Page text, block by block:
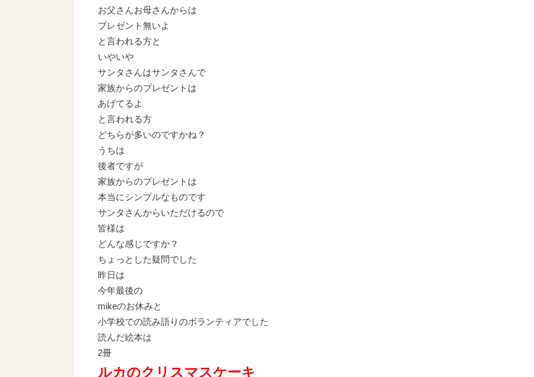
お父さんお母さんからは
プレゼント無いよ
と言われる方と
いやいや
サンタさんはサンタさんで
家族からのプレゼントは
あげてるよ
と言われる方
どちらが多いのですかね？
うちは
後者ですが
家族からのプレゼントは
本当にシンプルなものです
サンタさんからいただけるので
皆様は
どんな感じですか？
ちょっとした疑問でした
昨日は
今年最後の
mikeのお休みと
小学校での読み語りのボランティアでした
読んだ絵本は
2冊
ルカのクリスマスケーキ